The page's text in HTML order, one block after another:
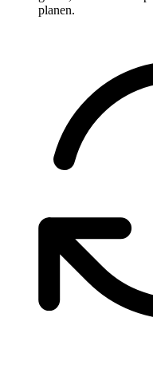
planen.